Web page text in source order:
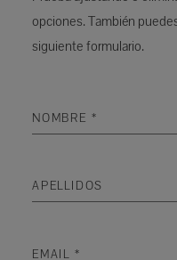
opciones. También
siguiente formulario.